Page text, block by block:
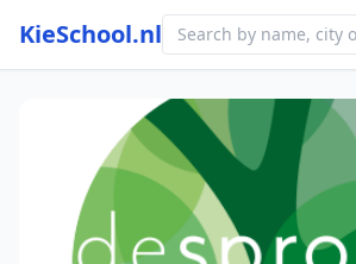
KieSchool.nl